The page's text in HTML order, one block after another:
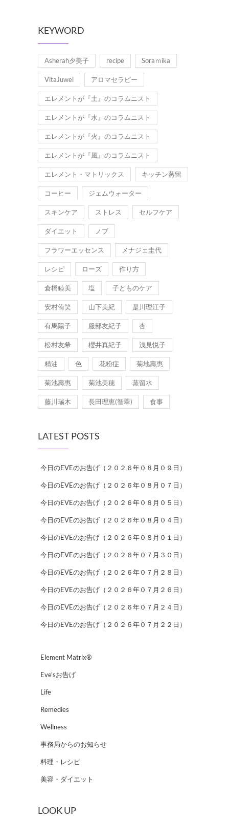
KEYWORD
Asherah夕美子 recipe Soraｍika
VitaJuwel アロマセラピー
エレメントが『土』のコラムニスト
エレメントが『水』のコラムニスト
エレメントが『火』のコラムニスト
エレメントが『風』のコラムニスト
エレメント・マトリックス キッチン蒸留
コーヒー ジェムウォーター
スキンケア ストレス セルフケア
ダイエット ノブ
フラワーエッセンス メナジェ圭代
レシピ ローズ 作り方
倉橋睦美 塩 子どものケア
安村侑笑 山下美紀 是川理江子
有馬陽子 服部友紀子 杏
松村友希 櫻井真紀子 浅見悦子
精油 色 花粉症 菊地壽惠
菊池壽惠 菊池美穂 蒸留水
藤川瑞木 長田理恵(智翠) 食事
LATEST POSTS
今日のEVEのお告げ（２０２６年０８月０９日）
今日のEVEのお告げ（２０２６年０８月０７日）
今日のEVEのお告げ（２０２６年０８月０５日）
今日のEVEのお告げ（２０２６年０８月０４日）
今日のEVEのお告げ（２０２６年０８月０１日）
今日のEVEのお告げ（２０２６年０７月３０日）
今日のEVEのお告げ（２０２６年０７月２８日）
今日のEVEのお告げ（２０２６年０７月２６日）
今日のEVEのお告げ（２０２６年０７月２４日）
今日のEVEのお告げ（２０２６年０７月２２日）
Element Matrix®
Eve'sお告げ
Life
Remedies
Wellness
事務局からのお知らせ
料理・レシピ
美容・ダイエット
LOOK UP